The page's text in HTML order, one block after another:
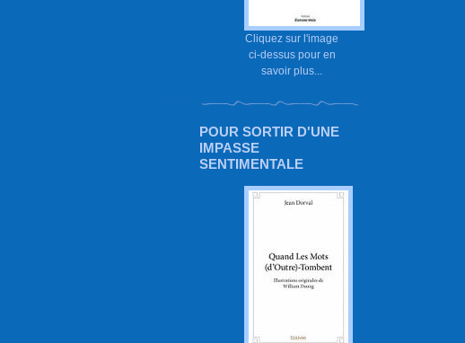
Cliquez sur l'image
ci-dessus pour en
savoir plus...
POUR SORTIR D'UNE
IMPASSE
SENTIMENTALE